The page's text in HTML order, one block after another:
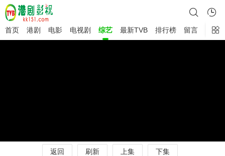
首页 港剧 电影 电视剧 综艺 最新TVB 排行榜 留言
返回 刷新 上集 下集